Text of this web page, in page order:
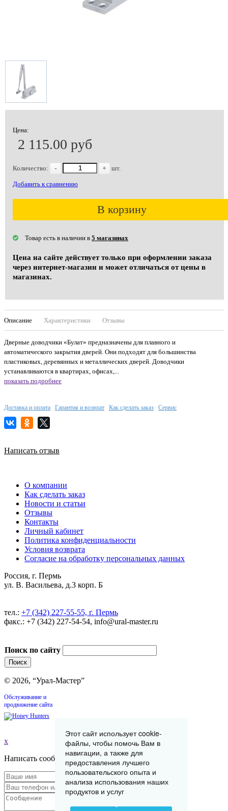
Цена:
2 115.00 руб
Количество: - + шт.
Добавить к сравнению
В корзину
Товар есть в наличии в 5 магазинах
Цена на сайте действует только при оформлении заказа
через интернет-магазин и может отличаться от цены в
магазинах.
Описание Характеристики Отзывы
Дверные доводчики «Булат» предназначены для плавного и
автоматического закрытия дверей. Они подходят для большинства
пластиковых, деревянных и металлических дверей. Доводчики
устанавливаются в квартирах, офисах,...
показать подробнее
Доставка и оплата Гарантия и возврат Как сделать заказ Сервис
Написать отзыв
О компании
Как сделать заказ
Новости и статьи
Отзывы
Контакты
Личный кабинет
Политика конфиденциальности
Условия возврата
Согласие на обработку персональных данных
Россия, г. Пермь
ул. В. Васильева, д.3 корп. Б
тел.: +7 (342) 227-55-55, г. Пермь
факс.: +7 (342) 227-54-54, info@ural-master.ru
Поиск по сайту
© 2026, “Урал-Мастер”
Обслуживание и
продвижение сайта
x
Написать сообщение
Этот сайт использует cookie-
файлы, чтобы помочь Вам в
навигации, а также для
предоставления лучшего
пользовательского опыта и
анализа использования наших
продуктов и услуг